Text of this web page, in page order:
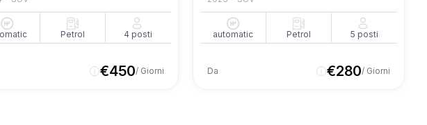
Petrol 4 posti
€450/ Giorni
automatic Petrol 5 posti
Da €280/ Giorni